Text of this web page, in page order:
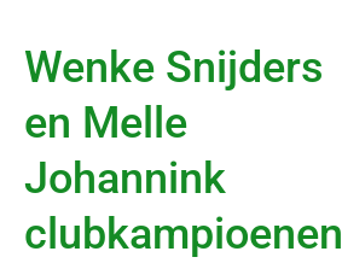
Wenke Snijders
en Melle
Johannink
clubkampioenen